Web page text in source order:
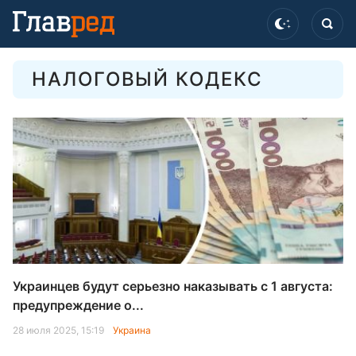
НАЛОГОВЫЙ КОДЕКС
Украинцев будут серьезно наказывать с 1 августа:
предупреждение о...
28 июля 2025, 15:19 Украина